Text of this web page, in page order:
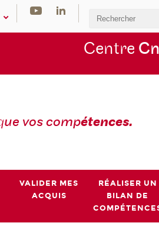
Centre
ue vos compétences.
VALIDER MES
ACQUIS
RÉALISER UN
BILAN DE